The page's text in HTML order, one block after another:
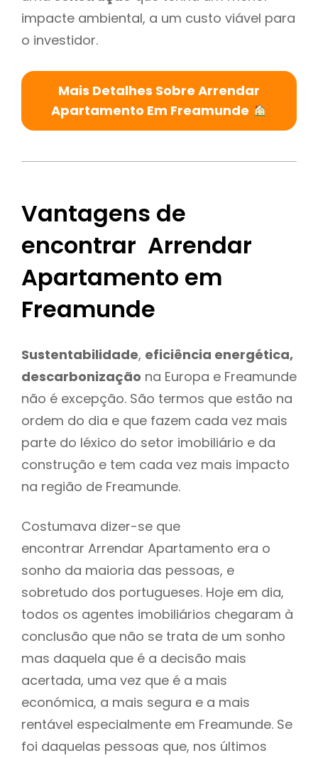
impacte ambiental, a um custo viável para
o investidor.
Mais Detalhes Sobre Arrendar
Apartamento Em Freamunde
Vantagens de
encontrar Arrendar
Apartamento em
Freamunde
Sustentabilidade, eficiência energética,
descarbonização na Europa e Freamunde
não é excepção. São termos que estão na
ordem do dia e que fazem cada vez mais
parte do léxico do setor imobiliário e da
construção e tem cada vez mais impacto
na região de Freamunde.
Costumava dizer-se que
encontrar Arrendar Apartamento era o
sonho da maioria das pessoas, e
sobretudo dos portugueses. Hoje em dia,
todos os agentes imobiliários chegaram à
conclusão que não se trata de um sonho
mas daquela que é a decisão mais
acertada, uma vez que é a mais
económica, a mais segura e a mais
rentável especialmente em Freamunde. Se
foi daquelas pessoas que, nos últimos